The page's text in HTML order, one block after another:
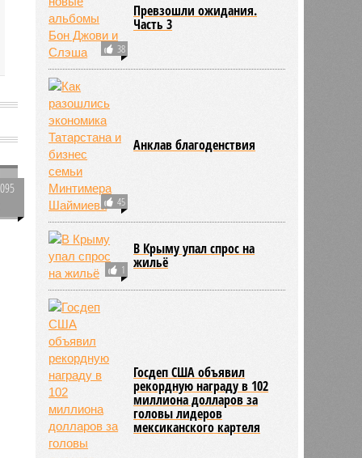
38
Превзошли ожидания.
Часть 3
45
Анклав благоденствия
1
В Крыму упал спрос на
жильё
Госдеп США объявил
рекордную награду в 102
миллиона долларов за
головы лидеров
мексиканского картеля